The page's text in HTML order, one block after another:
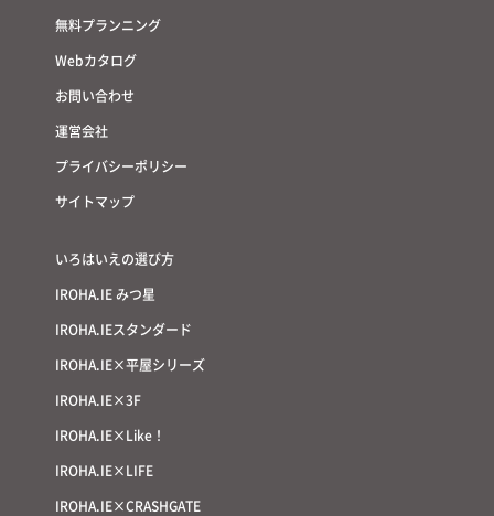
無料プランニング
Webカタログ
お問い合わせ
運営会社
プライバシーポリシー
サイトマップ
いろはいえの選び方
IROHA.IE みつ星
IROHA.IEスタンダード
IROHA.IE×平屋シリーズ
IROHA.IE×3F
IROHA.IE×Like！
IROHA.IE×LIFE
IROHA.IE×CRASHGATE